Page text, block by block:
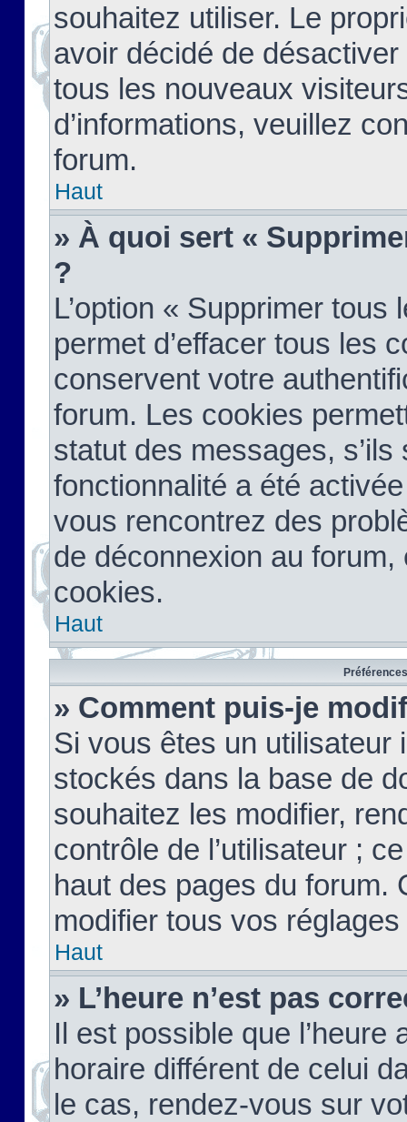
souhaitez utiliser. Le
avoir décidé de
tous les nouveaux
d’informations, veuillez
forum.
Haut
» À quoi sert «
?
L’option « Supprimer
permet d’effacer tous les
conservent votre
forum. Les cookies
statut des messages,
fonctionnalité a été
vous rencontrez des
de déconnexion au
cookies.
Haut
» Comment puis-je
Si vous êtes un
stockés dans la base de
souhaitez les modifier,
contrôle de l’utilisateur ;
haut des pages du forum.
modifier tous vos
Haut
» L’heure n’est pas
Il est possible que
horaire différent de celui
le cas, rendez-vous sur